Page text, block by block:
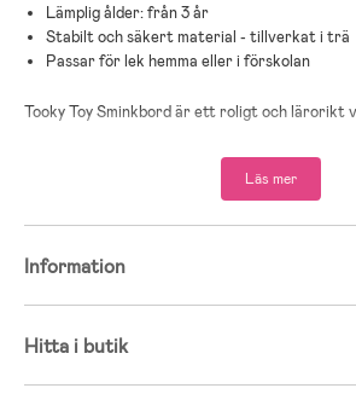
Lämplig ålder: från 3 år
Stabilt och säkert material - tillverkat i trä
Passar för lek hemma eller i förskolan
Tooky Toy Sminkbord är ett roligt och lärorikt
Läs mer
Information
Hitta i butik